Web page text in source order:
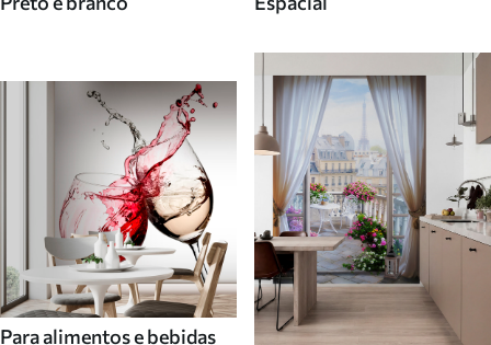
Para alimentos e bebidas